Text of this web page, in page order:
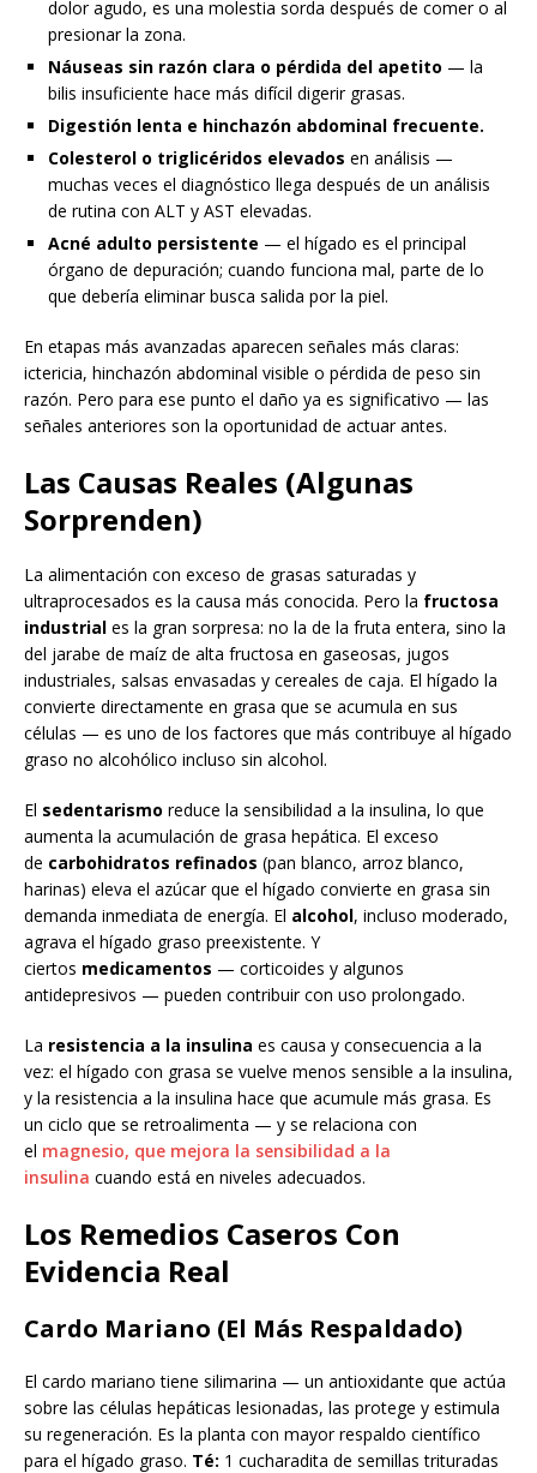
dolor agudo, es una molestia sorda después de comer o al
presionar la zona.
Náuseas sin razón clara o pérdida del apetito — la
bilis insuficiente hace más difícil digerir grasas.
Digestión lenta e hinchazón abdominal frecuente.
Colesterol o triglicéridos elevados en análisis —
muchas veces el diagnóstico llega después de un análisis
de rutina con ALT y AST elevadas.
Acné adulto persistente — el hígado es el principal
órgano de depuración; cuando funciona mal, parte de lo
que debería eliminar busca salida por la piel.
En etapas más avanzadas aparecen señales más claras:
ictericia, hinchazón abdominal visible o pérdida de peso sin
razón. Pero para ese punto el daño ya es significativo — las
señales anteriores son la oportunidad de actuar antes.
Las Causas Reales (Algunas
Sorprenden)
La alimentación con exceso de grasas saturadas y
ultraprocesados es la causa más conocida. Pero la fructosa
industrial es la gran sorpresa: no la de la fruta entera, sino la
del jarabe de maíz de alta fructosa en gaseosas, jugos
industriales, salsas envasadas y cereales de caja. El hígado la
convierte directamente en grasa que se acumula en sus
células — es uno de los factores que más contribuye al hígado
graso no alcohólico incluso sin alcohol.
El sedentarismo reduce la sensibilidad a la insulina, lo que
aumenta la acumulación de grasa hepática. El exceso
de carbohidratos refinados (pan blanco, arroz blanco,
harinas) eleva el azúcar que el hígado convierte en grasa sin
demanda inmediata de energía. El alcohol, incluso moderado,
agrava el hígado graso preexistente. Y
ciertos medicamentos — corticoides y algunos
antidepresivos — pueden contribuir con uso prolongado.
La resistencia a la insulina es causa y consecuencia a la
vez: el hígado con grasa se vuelve menos sensible a la insulina,
y la resistencia a la insulina hace que acumule más grasa. Es
un ciclo que se retroalimenta — y se relaciona con
el magnesio, que mejora la sensibilidad a la
insulina cuando está en niveles adecuados.
Los Remedios Caseros Con
Evidencia Real
Cardo Mariano (El Más Respaldado)
El cardo mariano tiene silimarina — un antioxidante que actúa
sobre las células hepáticas lesionadas, las protege y estimula
su regeneración. Es la planta con mayor respaldo científico
para el hígado graso. Té: 1 cucharadita de semillas trituradas